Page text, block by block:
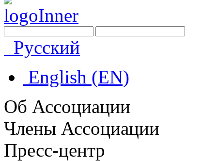
Русский
English (EN)
Об Ассоциации
Члены Ассоциации
Пресс-центр